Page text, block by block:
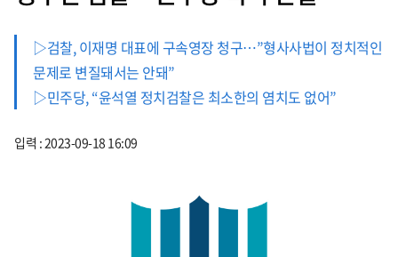
▷검찰, 이재명 대표에 구속영장 청구…”형사사법이 정치적인
문제로 변질돼서는 안돼”
▷민주당, “윤석열 정치검찰은 최소한의 염치도 없어”
입력 : 2023-09-18 16:09